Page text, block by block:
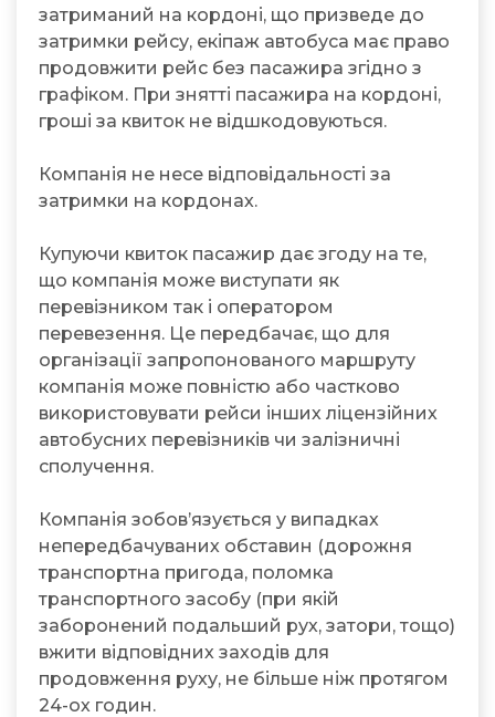
затриманий на кордоні, що призведе до
затримки рейсу, екіпаж автобуса має право
продовжити рейс без пасажира згідно з
графіком. При знятті пасажира на кордоні,
гроші за квиток не відшкодовуються.
Компанія не несе відповідальності за
затримки на кордонах.
Купуючи квиток пасажир дає згоду на те,
що компанія може виступати як
перевізником так і оператором
перевезення. Це передбачає, що для
організації запропонованого маршруту
компанія може повністю або частково
використовувати рейси інших ліцензійних
автобусних перевізників чи залізничні
сполучення.
Компанія зобов’язується у випадках
непередбачуваних обставин (дорожня
транспортна пригода, поломка
транспортного засобу (при якій
заборонений подальший рух, затори, тощо)
вжити відповідних заходів для
продовження руху, не більше ніж протягом
24-ох годин.